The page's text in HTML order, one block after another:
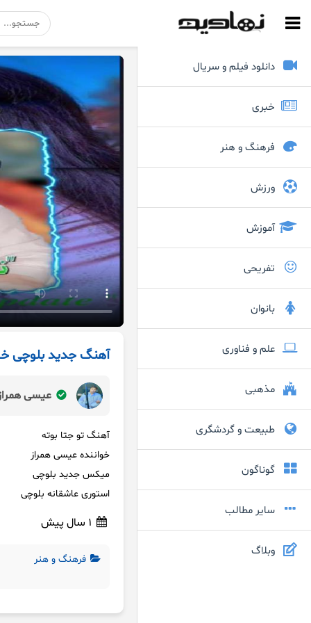
دانلود فیلم و سریال
خبری
فرهنگ و هنر
ورزش
آموزش
تفریحی
بانوان
علم و فناوری
مذهبی
طبیعت و گردشگری
گوناگون
سایر مطالب
وبلاگ
آهنگ جدید بلوچی
عیسی
آهنگ تو جتا بوته
خواننده عیسی همراز
میکس جدید بلوچی
استوری عاشقانه بلوچی
فرهنگ و هنر